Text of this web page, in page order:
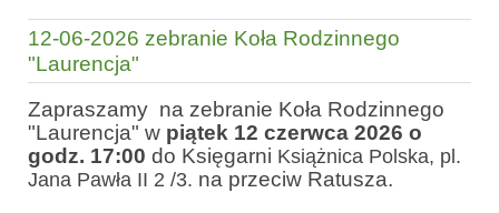
12-06-2026 zebranie Koła Rodzinnego
"Laurencja"
Zapraszamy na zebranie Koła Rodzinnego
"Laurencja" w piątek 12 czerwca 2026 o
godz. 17:00 do Księgarni Książnica Polska, pl.
Jana Pawła II 2 /3. na przeciw Ratusza.